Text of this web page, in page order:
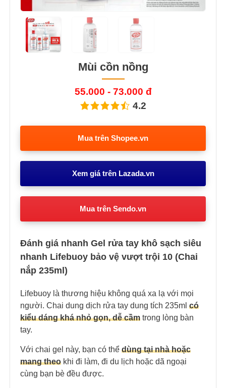
Mùi cồn nồng
55.000 - 73.000 đ
4.2
Mua trên Shopee.vn
Xem giá trên Lazada.vn
Mua trên Sendo.vn
Đánh giá nhanh Gel rửa tay khô sạch siêu
nhanh Lifebuoy bảo vệ vượt trội 10 (Chai
nắp 235ml)
Lifebuoy là thương hiệu không quá xa lạ với mọi
người. Chai dung dịch rửa tay dung tích 235ml có
kiểu dáng khá nhỏ gọn, dễ cầm trong lòng bàn
tay.
Với chai gel này, bạn có thể dùng tại nhà hoặc
mang theo khi đi làm, đi du lịch hoặc dã ngoại
cùng bạn bè đều được.